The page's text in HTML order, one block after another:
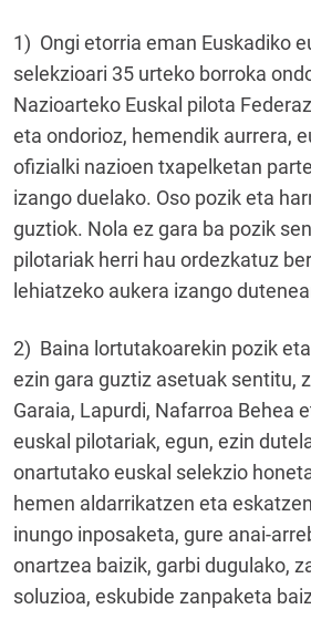
1) Ongi etorria eman Euskadiko
selekzioari 35 urteko borroka
Nazioarteko Euskal pilota
eta ondorioz, hemendik aurrera,
ofizialki nazioen txapelketan
izango duelako. Oso pozik eta
guztiok. Nola ez gara ba pozik
pilotariak herri hau ordezkatuz
lehiatzeko aukera izango
2) Baina lortutakoarekin pozik
ezin gara guztiz asetuak sentitu,
Garaia, Lapurdi, Nafarroa Behea
euskal pilotariak, egun, ezin
onartutako euskal selekzio
hemen aldarrikatzen eta
inungo inposaketa, gure anai-
onartzea baizik, garbi dugulako,
soluzioa, eskubide zanpaketa